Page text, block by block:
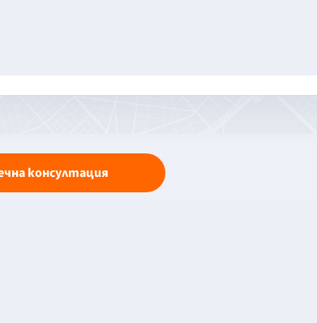
консултация